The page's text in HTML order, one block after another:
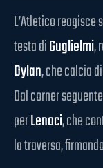
L’Atletico reagisce
testa diGuglielmi,
Dylan, che calcia
Dal corner
perLenoci, che
la traversa,